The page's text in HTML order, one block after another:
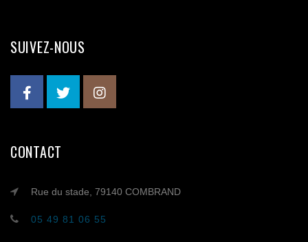
SUIVEZ-NOUS
CONTACT
Rue du stade, 79140 COMBRAND
05 49 81 06 55